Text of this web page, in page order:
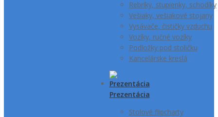
Rebríky, stupienky, schodíky
Vešiaky, vešiakové stojany
Vysávače, čističky vzduchu
Vozíky, ručné vozíky
Podložky pod stoličku
Kancelárske kreslá
Prezentácia
Stolové flipcharty